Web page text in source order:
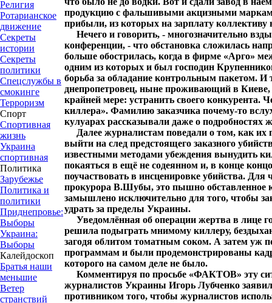
Религия
Ротарианское
движение
Секреты
истории
Секреты
политики
Спецслужбы в
смокинге
Терроризм
Спорт
Спортивная
жизнь
Украина
спортивная
Политика
Зарубежье
Политика и
политики
Приднепровье:
Выборы
Украина:
Выборы
Калейдоскоп
Братья наши
меньшие
Ветер
странствий
продукцию с фальшивыми акцизными
прибыли, из которых на зарплату коллективу
Нечего и говорить, - многозначительно
конференции, - что обстановка сложилась
больше обострилась, когда в фирме «Арго»
одним из которых и был господин
борьба за обладание контрольным пакетом.
днепропетровец, ныне проживающий в
крайней мере: устранить своего конкурента.
киллера». Фамилию заказчика почему-то
кулуарах рассказывали даже о подробностях
Далее журналистам поведали о том, как их
выйти на след предстоящего заказного
известными методами убеждения вынудить
покаяться в ещё не содеянном и, в конце
поучаствовать в инсценировке убийства. Для
прокурора В.Шубы, это пышно обставленное
замышлено исключительно для того, чтобы
удрать за пределы Украины.
Уведомлённая об операции жертва в лице
решила подыграть мнимому киллеру,
загодя облитом томатным соком. А затем уж
программам и были продемонстрированы
которого на самом деле не было.
Комментируя по просьбе «ФАКТОВ» эту
журналистов Украины Игорь Лубченко
противником того, чтобы журналистов